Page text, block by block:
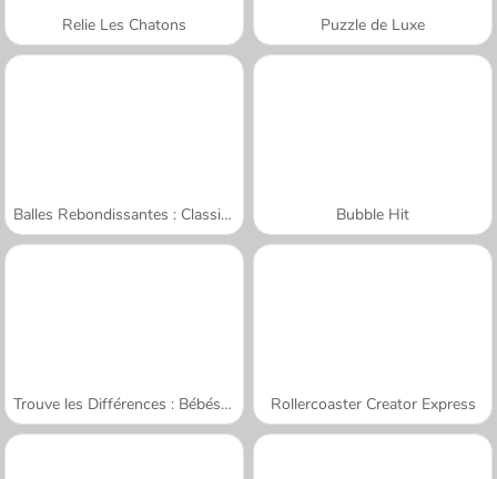
Relie Les Chatons Puzzle de Luxe
Balles Rebondissantes : Classique Bubble Hit
Trouve les Différences : Bébés Mignons Rollercoaster Creator Express